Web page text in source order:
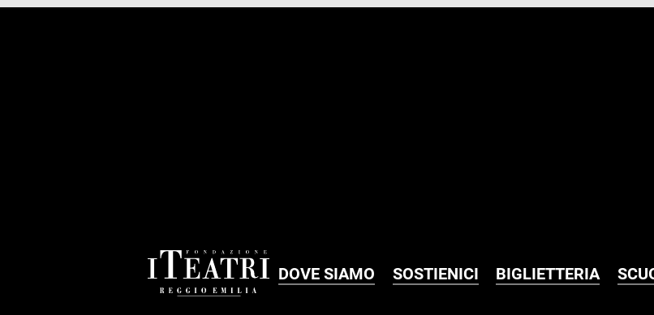
DOVE SIAMO SOSTIENICI BIGLIETTERIA